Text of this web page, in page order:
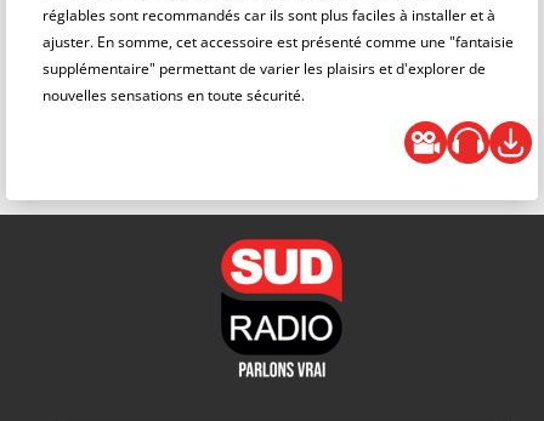
réglables sont recommandés car ils sont plus faciles à installer et à
ajuster. En somme, cet accessoire est présenté comme une "fantaisie
supplémentaire" permettant de varier les plaisirs et d'explorer de
nouvelles sensations en toute sécurité.